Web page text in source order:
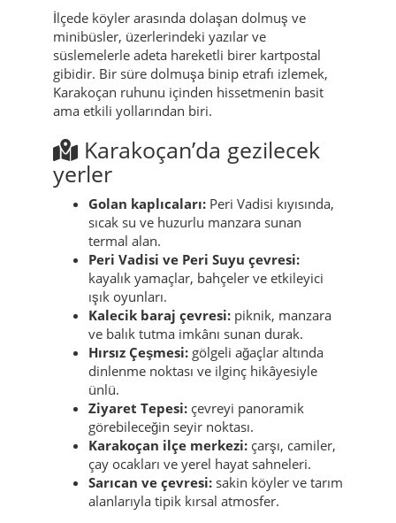
İlçede köyler arasında dolaşan dolmuş ve
minibüsler, üzerlerindeki yazılar ve
süslemelerle adeta hareketli birer kartpostal
gibidir. Bir süre dolmuşa binip etrafı izlemek,
Karakoçan ruhunu içinden hissetmenin basit
ama etkili yollarından biri.
Karakoçan’da gezilecek
yerler
Golan kaplıcaları: Peri Vadisi kıyısında,
sıcak su ve huzurlu manzara sunan
termal alan.
Peri Vadisi ve Peri Suyu çevresi:
kayalık yamaçlar, bahçeler ve etkileyici
ışık oyunları.
Kalecik baraj çevresi: piknik, manzara
ve balık tutma imkânı sunan durak.
Hırsız Çeşmesi: gölgeli ağaçlar altında
dinlenme noktası ve ilginç hikâyesiyle
ünlü.
Ziyaret Tepesi: çevreyi panoramik
görebileceğin seyir noktası.
Karakoçan ilçe merkezi: çarşı, camiler,
çay ocakları ve yerel hayat sahneleri.
Sarıcan ve çevresi: sakin köyler ve tarım
alanlarıyla tipik kırsal atmosfer.